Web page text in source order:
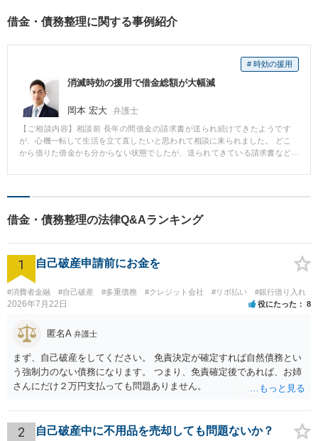
【法テラス利用可】
借金・債務整理に関する事例紹介
# 時効の援用
消滅時効の援用で借金総額が大幅減
岡本 宏大 弁護士
【ご相談内容】相談前 長年の間借金の請求書が送られ続けてきたようです
が、心機一転して生活を立て直したいと思われて相談に来られました。 どこ
から借りた借金かも分からない状態でしたが、送られてきている請求書など
送ることでとりあえず取立てはなくなり、いつどこから借りてどれぐらい返
ました。 借金の総額が大幅に減ったことで、自己破産ではなく任意整理でで
も解決できそうな状態になりました。 コメント 消費者金融から借入をしてし
分からなくなってそのまま放置してしまう方が多いように思います。 弁護士
が介入することでどの業者からいくら借りているのかを調査することができ
ます。 その過程で実は時効を迎えていた借金が見つかることもあります。
借金・債務整理の法律Q&Aランキング
1 自己破産申請前にお金を
#消費者金融 #自己破産 #多重債務 #クレジット会社 #リボ払い #銀行借り入れ
2026年7月22日 役にたった 8
匿名A 弁護士
まず、自己破産をしてください。 免責決定が確定すれば自然債務とい
う強制力のない債務になります。 つまり、免責確定後であれば、お姉
さんにだけ２万円支払っても問題ありません。
2 自己破産中に不用品を売却しても問題ないか？